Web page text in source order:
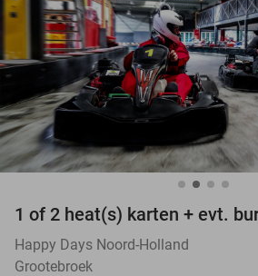
7 dagen per week
10+ miljoen
1 of 2 heat(s) karten + evt.
Happy Days Noord-Holland
Grootebroek